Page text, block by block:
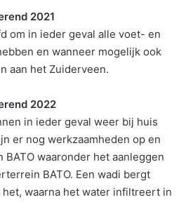
2021
om in ieder geval alle voet- en
en wanneer mogelijk ook
aan het Zuiderveen.
2022
in ieder geval weer bij huis
er nog werkzaamheden op en
waaronder het aanleggen
BATO. Een wadi bergt
waarna het water infiltreert in